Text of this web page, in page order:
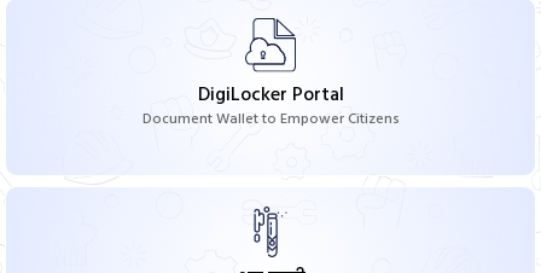
DigiLocker Portal
Document Wallet to Empower Citizens